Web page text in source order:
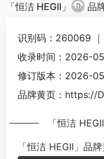
「恒洁 HEGII」 品
识别码：260069 ｜
收录时间：2026-
修订版本：2026-
品牌黄页：https://
「恒洁
「恒洁 HEGII」品